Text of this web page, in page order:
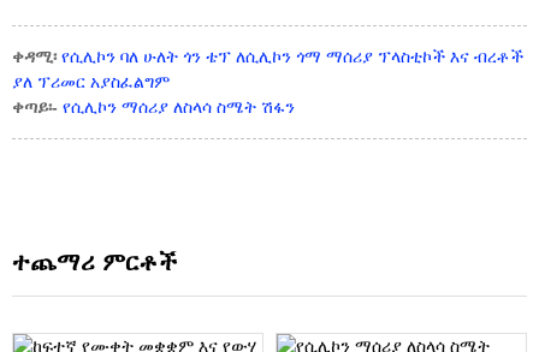
ቀዳሚ፡ የሲሊኮን ባለ ሁለት ጎን ቴፕ ለሲሊኮን ጎማ ማሰሪያ ፕላስቲኮች እና ብረቶች
ያለ ፕሪመር አያስፈልግም
ቀጣይ፡- የሲሊኮን ማሰሪያ ለስላሳ ስሜት ሽፋን
ተጨማሪ ምርቶች